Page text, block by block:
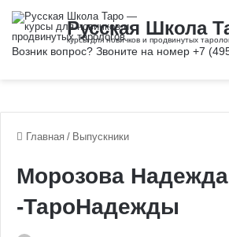
Главная / Выпускники
Морозова Надежда
-ТароНадежды